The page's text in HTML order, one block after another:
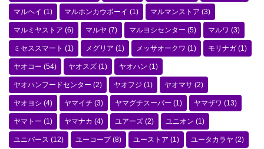
マルヘイ (1) マルホンカウボーイ (1) マルマンストア (3)
マルミヤストア (6) マルヤ (7) マルヨシセンター (5) マルワ (3)
ミセススマート (1) メグリア (1) メッサオークワ (1) モリナガ (1)
ヤオコー (54) ヤオスズ (1) ヤオハン (1)
ヤオハンフードセンター (2) ヤオフジ (1) ヤオマサ (2)
ヤオヨシ (4) ヤマイチ (3) ヤマグチスーパー (1) ヤマザワ (13)
ヤマトー (1) ヤマナカ (4) ユアーズ (2) ユニオン (1)
ユニバース (12) ユーコープ(8) ユーストア (1) ユータカラヤ (2)